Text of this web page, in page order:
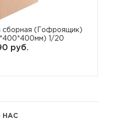
сборная (Гофроящик)
1/20
руб.
НАС